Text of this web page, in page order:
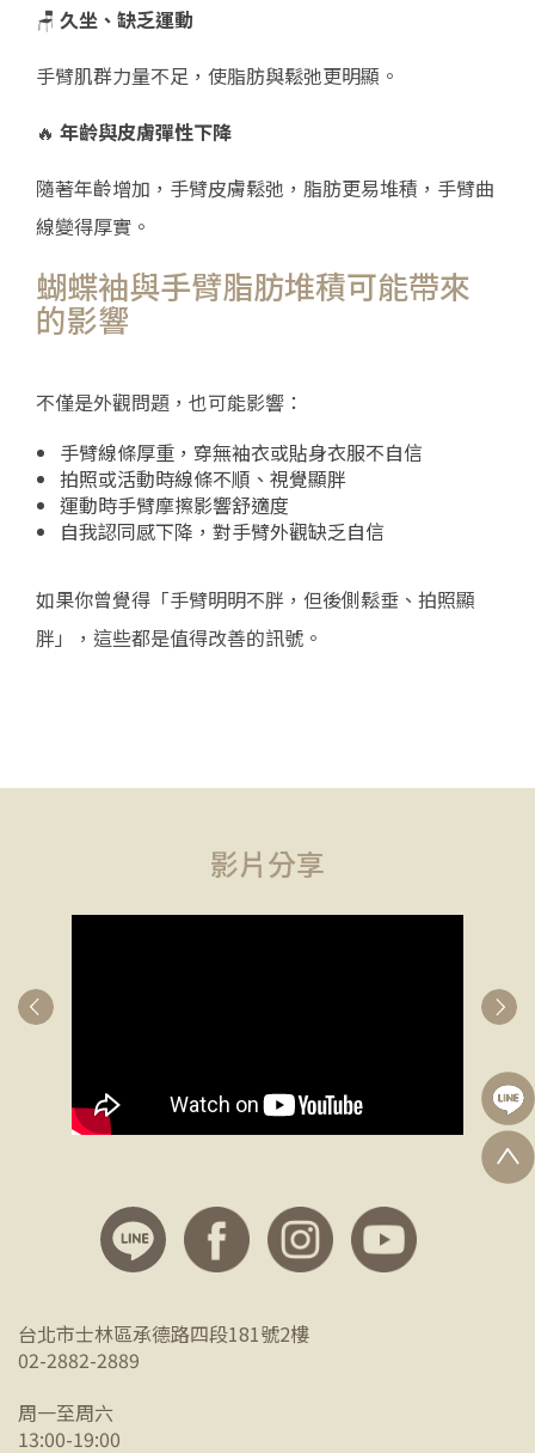
🪑 久坐、缺乏運動
手臂肌群力量不足，使脂肪與鬆弛更明顯。
🔥 年齡與皮膚彈性下降
隨著年齡增加，手臂皮膚鬆弛，脂肪更易堆積，手臂曲
線變得厚實。
蝴蝶袖與手臂脂肪堆積可能帶來
的影響
不僅是外觀問題，也可能影響：
手臂線條厚重，穿無袖衣或貼身衣服不自信
拍照或活動時線條不順、視覺顯胖
運動時手臂摩擦影響舒適度
自我認同感下降，對手臂外觀缺乏自信
如果你曾覺得「手臂明明不胖，但後側鬆垂、拍照顯
胖」，這些都是值得改善的訊號。
影片分享
台北市士林區承德路四段181號2樓
02-2882-2889
周一至周六
13:00-19:00